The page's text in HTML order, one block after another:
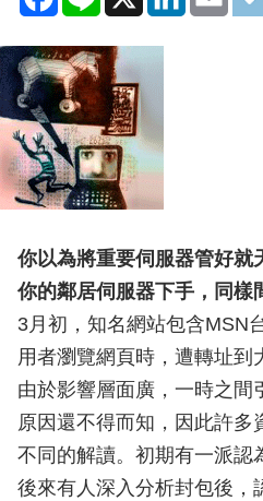
你以為將重要伺服器管好就
你的鄰居伺服器下手，同樣
3月初，知名網站包含MSN
用者瀏覽網頁時，遭轉址到
由於影響層面廣，一時之間
原因還不得而知，因此許多
不同的解讀。初期有一派認
後來有人深入分析封包後，